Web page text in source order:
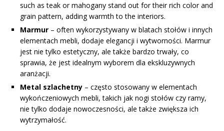
such as teak or mahogany stand out for their rich color and
grain pattern, adding warmth to the interiors.
Marmur – often wykorzystywany w blatach stołów i innych
elementach mebli, dodaje elegancji i wytworności. Marmur
jest nie tylko estetyczny, ale także bardzo trwały, co
sprawia, że jest idealnym wyborem dla ekskluzywnych
aranżacji.
Metal szlachetny – często stosowany w elementach
wykończeniowych mebli, takich jak nogi stołów czy ramy,
nie tylko dodaje nowoczesności, ale także zwiększa ich
wytrzymałość.